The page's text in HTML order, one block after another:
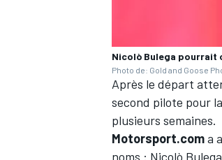
Nicolò Bulega pourrait
Photo de: Gold and Goose
Après le départ
second pilote pour
plusieurs semaines.
Motorsport.coma
noms : Nicolò Bulega